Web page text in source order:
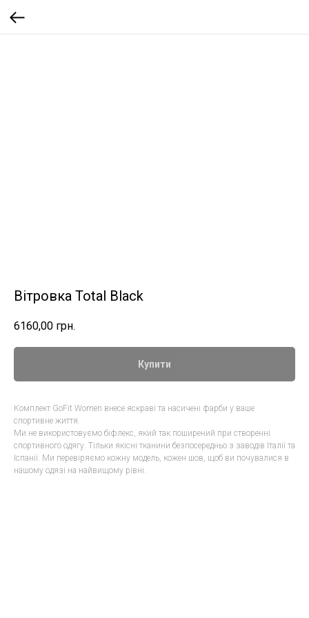
Вітровка Total Black
6160,00 грн.
Купити
Комплект GoFit Women внесе яскраві та насичені фарби у ваше
спортивне життя.
Ми не використовуємо біфлекс, який так поширений при створенні
спортивного одягу. Тільки якісні тканини безпосередньо з заводів Італії та
Іспанії. Ми перевіряємо кожну модель, кожен шов, щоб ви почувалися в
нашому одязі на найвищому рівні.